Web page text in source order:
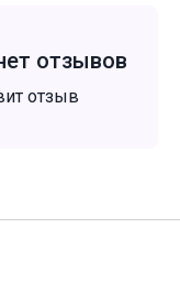
отзывов
отзыв